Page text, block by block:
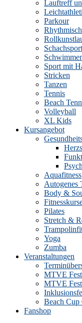
Lauftreff
Parkour
Schachsport
Sport mit
Stricken
Tanzen
Tennis
Beach
Volleyball
XL Kids
Kursangebot
Aquafitness
Autogenes
Body &
Pilates
Stretch &
Yoga
Zumba
Veranstaltungen
MTVE
MTVE
Beach Cup
Fanshop